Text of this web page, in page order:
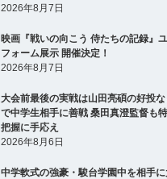
2026年8月7日
映画『戦いの向こう 侍たちの記録』
フォーム展示 開催決定！
2026年8月7日
大会前最後の実戦は山田亮碩の好投
で中学生相手に善戦 桑田真澄監督も
把握に手応え
2026年8月6日
中学軟式の強豪・駿台学園中を相手